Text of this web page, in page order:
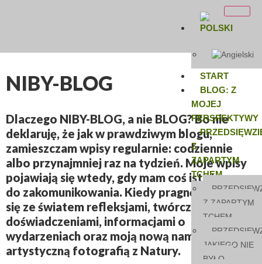
START
BLOG: Z
MOJEJ
PERSPEKTYWY
Z
ZAPARTYM
TCHEM
Z ZAPARTYM
TCHEM
JAKIEGO NIE
BYŁO
NIBY-BLOG
Dlaczego NIBY-BLOG, a nie BLOG? Bo nie
deklaruję, że jak w prawdziwym blogu,
zamieszczam wpisy regularnie: codziennie
albo przynajmniej raz na tydzień. Moje wpisy
pojawiają się wtedy, gdy mam coś istotnego
do zakomunikowania. Kiedy pragnę podzielić
się ze światem refleksjami, twórczymi
doświadczeniami, informacjami o
wydarzeniach oraz moją nową namiętnością –
artystyczną fotografią z Natury.